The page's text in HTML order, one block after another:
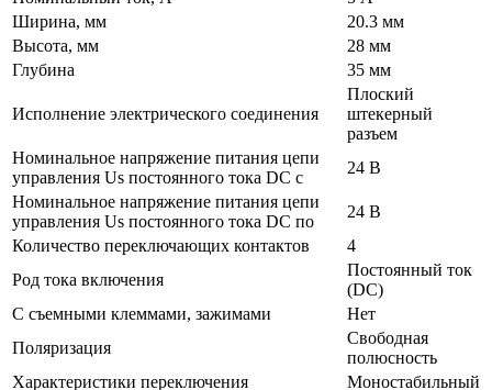
Ширина, мм
20.3 мм
Высота, мм
28 мм
Глубина
35 мм
Исполнение электрического соединения
Плоский
штекерный
разъем
Номинальное напряжение питания цепи
управления Us постоянного тока DC с
24 В
Номинальное напряжение питания цепи
управления Us постоянного тока DC по
24 В
Количество переключающих контактов
4
Род тока включения
Постоянный ток
(DC)
С съемными клеммами, зажимами
Нет
Поляризация
Свободная
полюсность
Характеристики переключения
Моностабильный